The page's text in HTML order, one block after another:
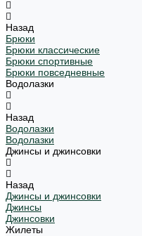
Назад
Брюки
Брюки классические
Брюки спортивные
Брюки повседневные
Водолазки
Назад
Водолазки
Водолазки
Джинсы и джинсовки
Назад
Джинсы и джинсовки
Джинсы
Джинсовки
Жилеты